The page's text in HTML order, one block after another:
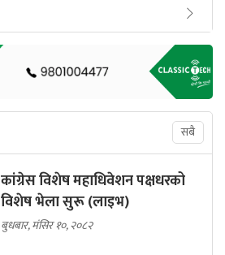
सबै
कांग्रेस विशेष महाधिवेशन पक्षधरको
विशेष भेला सुरू (लाइभ)
बुधबार, मंसिर १०, २०८२